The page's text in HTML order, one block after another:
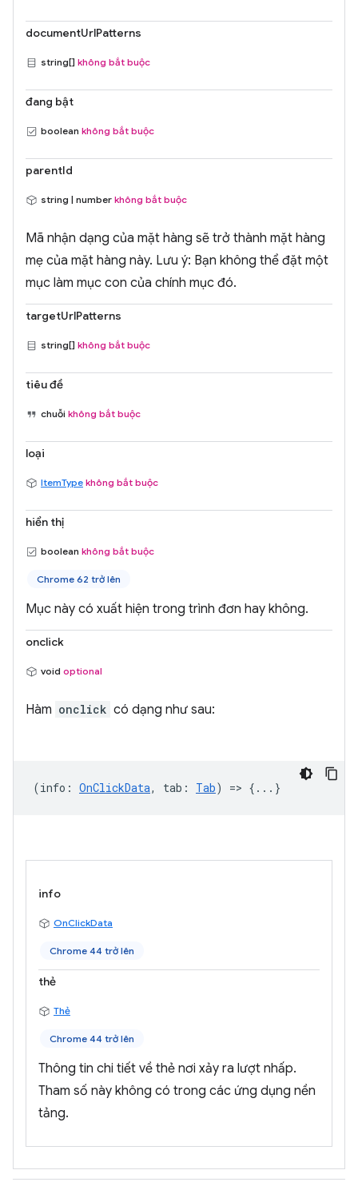
documentUrlPatterns
string[] không bắt buộc
đang bật
boolean không bắt buộc
parentId
string | number không bắt buộc
Mã nhận dạng của mặt hàng sẽ trở thành mặt hàng
mẹ của mặt hàng này. Lưu ý: Bạn không thể đặt một
mục làm mục con của chính mục đó.
targetUrlPatterns
string[] không bắt buộc
tiêu đề
chuỗi không bắt buộc
loại
ItemType không bắt buộc
hiển thị
boolean không bắt buộc
Chrome 62 trở lên
Mục này có xuất hiện trong trình đơn hay không.
onclick
void optional
Hàm onclick có dạng như sau:
(info : OnClickData, tab : Tab) => {...}
info
OnClickData
Chrome 44 trở lên
thẻ
Thẻ
Chrome 44 trở lên
Thông tin chi tiết về thẻ nơi xảy ra lượt nhấp.
Tham số này không có trong các ứng dụng nền
tảng.